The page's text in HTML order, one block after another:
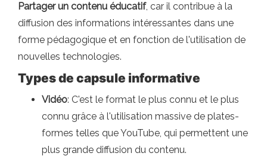
Partager un contenu éducatif, car il contribue à la
diffusion des informations intéressantes dans une
forme pédagogique et en fonction de l'utilisation de
nouvelles technologies.
Types de capsule informative
Vidéo: C'est le format le plus connu et le plus
connu grâce à l'utilisation massive de plates-
formes telles que YouTube, qui permettent une
plus grande diffusion du contenu.